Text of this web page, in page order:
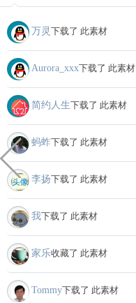
万灵 下载了 此素材
Aurora_xxx下载了 此素材
简约人生下载了 此素材
蚂蚱下载了 此素材
李扬下载了 此素材
我下载了 此素材
家乐收藏了 此素材
Tommy下载了 此素材